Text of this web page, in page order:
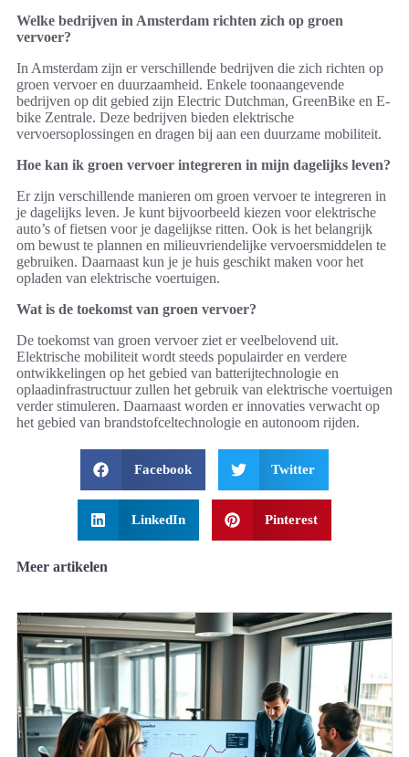
Welke bedrijven in Amsterdam richten zich op groen
vervoer?
In Amsterdam zijn er verschillende bedrijven die zich richten op
groen vervoer en duurzaamheid. Enkele toonaangevende
bedrijven op dit gebied zijn Electric Dutchman, GreenBike en E-
bike Zentrale. Deze bedrijven bieden elektrische
vervoersoplossingen en dragen bij aan een duurzame mobiliteit.
Hoe kan ik groen vervoer integreren in mijn dagelijks leven?
Er zijn verschillende manieren om groen vervoer te integreren in
je dagelijks leven. Je kunt bijvoorbeeld kiezen voor elektrische
auto’s of fietsen voor je dagelijkse ritten. Ook is het belangrijk
om bewust te plannen en milieuvriendelijke vervoersmiddelen te
gebruiken. Daarnaast kun je je huis geschikt maken voor het
opladen van elektrische voertuigen.
Wat is de toekomst van groen vervoer?
De toekomst van groen vervoer ziet er veelbelovend uit.
Elektrische mobiliteit wordt steeds populairder en verdere
ontwikkelingen op het gebied van batterijtechnologie en
oplaadinfrastructuur zullen het gebruik van elektrische voertuigen
verder stimuleren. Daarnaast worden er innovaties verwacht op
het gebied van brandstofceltechnologie en autonoom rijden.
Facebook Twitter
LinkedIn Pinterest
Meer artikelen